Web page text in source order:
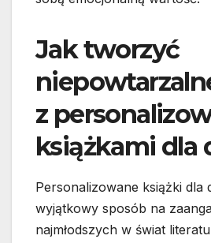
Jak tworzyć
z
książkami dla
Personalizowane książki dla
wyjątkowy sposób na
najmłodszych w świat